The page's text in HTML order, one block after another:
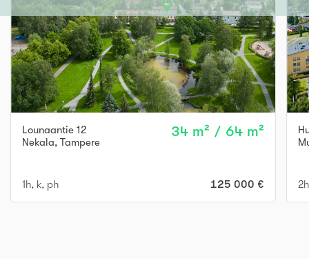
Lounaantie 12
Nekala, Tampere
34 m² / 64 m²
1h, k, ph 125 000 €